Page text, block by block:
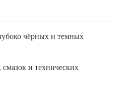
чёрных и темных
и технических